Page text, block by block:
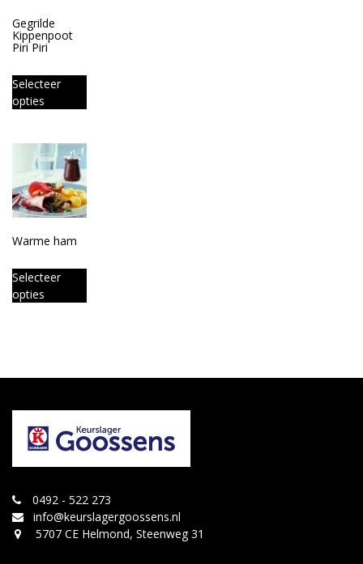
Gegrilde
Kippenpoot
Piri Piri
Selecteer
opties
Warme ham
Selecteer
opties
0492 - 522 273
info@keurslagergoossens.nl
5707 CE Helmond, Steenweg 31